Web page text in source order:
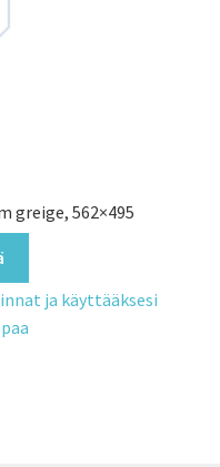
greige, 562×495
ja käyttääksesi